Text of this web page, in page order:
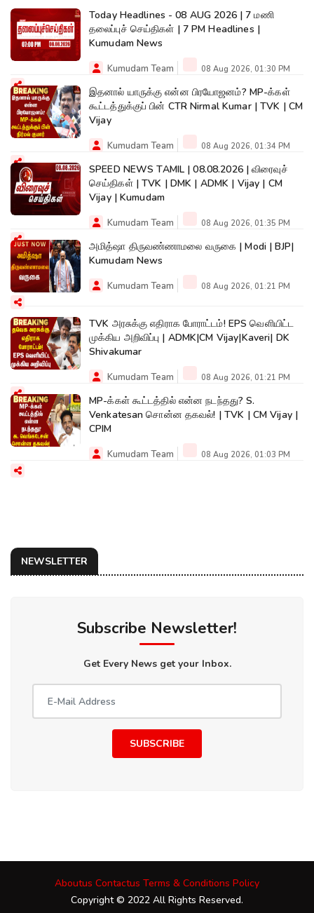
Today Headlines - 08 AUG 2026 | 7 மணி
தலைப்புச் செய்திகள் | 7 PM Headlines |
Kumudam News
Kumudam Team 08 Aug 2026, 01:30 PM
இதனால் யாருக்கு என்ன பிரயோஜனம்? MP-க்கள்
கூட்டத்துக்குப் பின் CTR Nirmal Kumar | TVK | CM
Vijay
Kumudam Team 08 Aug 2026, 01:34 PM
SPEED NEWS TAMIL | 08.08.2026 | விரைவுச்
செய்திகள் | TVK | DMK | ADMK | Vijay | CM
Vijay | Kumudam
Kumudam Team 08 Aug 2026, 01:35 PM
அமித்ஷா திருவண்ணாமலை வருகை | Modi | BJP|
Kumudam News
Kumudam Team 08 Aug 2026, 01:21 PM
TVK அரசுக்கு எதிராக போராட்டம்! EPS வெளியிட்ட
முக்கிய அறிவிப்பு | ADMK|CM Vijay|Kaveri| DK
Shivakumar
Kumudam Team 08 Aug 2026, 01:21 PM
MP-க்கள் கூட்டத்தில் என்ன நடந்தது? S.
Venkatesan சொன்ன தகவல்! | TVK | CM Vijay |
CPIM
Kumudam Team 08 Aug 2026, 01:03 PM
NEWSLETTER
Subscribe Newsletter!
Get Every News get your Inbox.
SUBSCRIBE
Aboutus Contactus Terms & Conditions Policy
Copyright © 2022 All Rights Reserved.